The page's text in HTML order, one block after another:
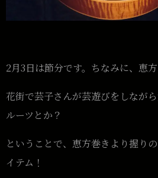
2月3日は節分です。ちなみに、恵
花街で芸子さんが芸遊びをしなが
ルーツとか？
ということで、恵方巻きより握り
イテム！